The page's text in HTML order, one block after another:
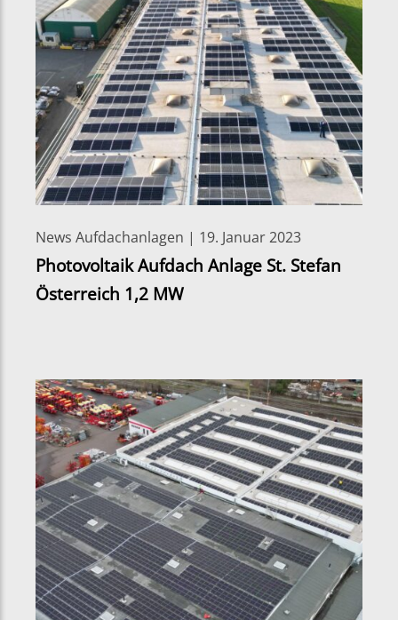
News Aufdachanlagen | 19. Januar 2023
Photovoltaik Aufdach Anlage St. Stefan
Österreich 1,2 MW